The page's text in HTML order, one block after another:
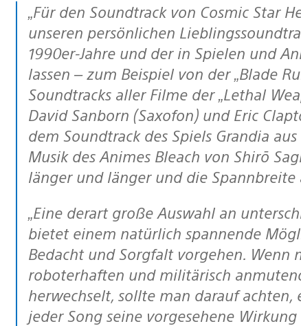
„Für den Soundtrack von Cosmic Star Heroine wollten wir uns zunächst von
unseren persönlichen
1990er-Jahre und der in Spielen und
lassen – zum Beispiel von der „Blade
Soundtracks aller Filme der „Lethal
David Sanborn (Saxofon) und Eric
dem Soundtrack des Spiels Grandia
Musik des Animes Bleach von Shirō
länger und länger und die
„Eine derart große Auswahl an unterschiedlichen Musikstilen und Einflüssen
bietet einem natürlich spannende
Bedacht und Sorgfalt vorgehen. Wenn
roboterhaften und militärisch
herwechselt, sollte man darauf
jeder Song seine vorgesehene